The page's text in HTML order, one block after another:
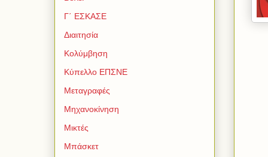
Γ΄ ΕΣΚΑΣΕ
Διαιτησία
Κολύμβηση
Κύπελλο ΕΠΣΝΕ
Μεταγραφές
Μηχανοκίνηση
Μικτές
Μπάσκετ